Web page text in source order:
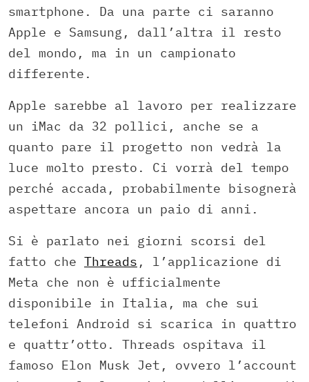
smartphone. Da una parte ci saranno
Apple e Samsung, dall’altra il resto
del mondo, ma in un campionato
differente.
Apple sarebbe al lavoro per realizzare
un iMac da 32 pollici, anche se a
quanto pare il progetto non vedrà la
luce molto presto. Ci vorrà del tempo
perché accada, probabilmente bisognerà
aspettare ancora un paio di anni.
Si è parlato nei giorni scorsi del
fatto che Threads , l’applicazione di
Meta che non è ufficialmente
disponibile in Italia, ma che sui
telefoni Android si scarica in quattro
e quattr’otto. Threads ospitava il
famoso Elon Musk Jet, ovvero l’account